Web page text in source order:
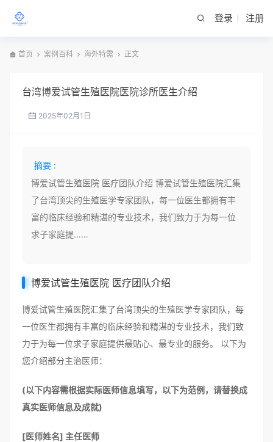
登录 注册
首页 案例百科 海外特需 正文
台湾博爱试管生殖医院医院诊所医生介绍
2025年02月1日
摘要 :
博爱试管生殖医院 医疗团队介绍 博爱试管生殖医院汇集
了台湾顶尖的生殖医学专家团队，每一位医生都拥有丰
富的临床经验和精湛的专业技术，我们致力于为每一位
求子家庭提……
博爱试管生殖医院 医疗团队介绍
博爱试管生殖医院汇集了台湾顶尖的生殖医学专家团队，每
一位医生都拥有丰富的临床经验和精湛的专业技术，我们致
力于为每一位求子家庭提供最贴心、最专业的服务。 以下为
您介绍部分主治医师：
(以下内容需根据实际医师信息填写，以下为范例，请替换成
真实医师信息及成就)
[医师姓名] 主任医师